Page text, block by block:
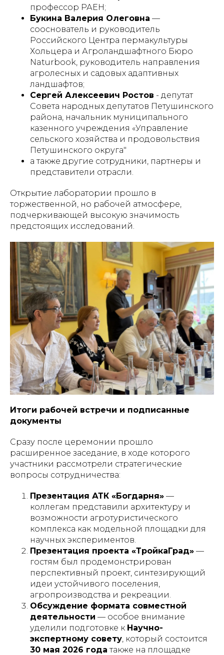
профессор РАЕН;
Букина Валерия Олеговна —
сооснователь и руководитель
Российского Центра пермакультуры
Хольцера и Агроландшафтного Бюро
Naturbook, руководитель направления
агролесных и садовых адаптивных
ландшафтов;
Сергей Алексеевич Ростов - депутат
Совета народных депутатов Петушинского
района, начальник муниципального
казенного учреждения «Управление
сельского хозяйства и продовольствия
Петушинского округа"
а также другие сотрудники, партнеры и
представители отрасли.
Открытие лаборатории прошло в
торжественной, но рабочей атмосфере,
подчеркивающей высокую значимость
предстоящих исследований.
Итоги рабочей встречи и подписанные
документы
Сразу после церемонии прошло
расширенное заседание, в ходе которого
участники рассмотрели стратегические
вопросы сотрудничества:
Презентация АТК «Богдарня» —
коллегам представили архитектуру и
возможности агротуристического
комплекса как модельной площадки для
научных экспериментов.
Презентация проекта «ТройкаГрад» —
гостям был продемонстрирован
перспективный проект, синтезирующий
идеи устойчивого поселения,
агропроизводства и рекреации.
Обсуждение формата совместной
деятельности — особое внимание
уделили подготовке к Научно-
экспертному совету, который состоится
30 мая 2026 года также на площадке